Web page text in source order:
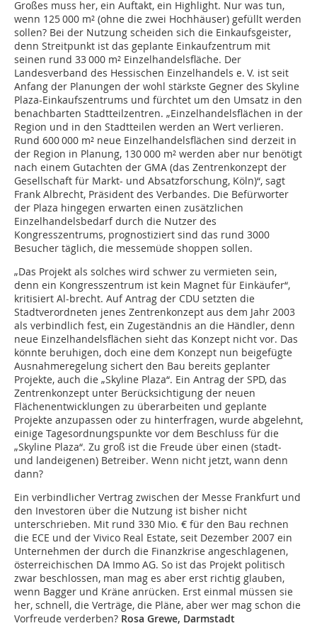
Großes muss her, ein Auftakt, ein Highlight. Nur was tun,
wenn 125 000 m² (ohne die zwei Hochhäuser) gefüllt werden
sollen? Bei der Nutzung scheiden sich die Einkaufsgeister,
denn Streitpunkt ist das geplante Einkaufzentrum mit
seinen rund 33 000 m² Einzelhandelsfläche. Der
Landesverband des Hessischen Einzelhandels e. V. ist seit
Anfang der Planungen der wohl stärkste Gegner des Skyline
Plaza-Einkaufszentrums und fürchtet um den Umsatz in den
benachbarten Stadtteilzentren. „Einzelhandelsflächen in der
Region und in den Stadtteilen werden an Wert verlieren.
Rund 600 000 m² neue Einzelhandelsflächen sind derzeit in
der Region in Planung, 130 000 m² werden aber nur benötigt
nach einem Gutachten der GMA (das Zentrenkonzept der
Gesellschaft für Markt- und Absatzforschung, Köln)“, sagt
Frank Albrecht, Präsident des Verbandes. Die Befürworter
der Plaza hingegen erwarten einen zusätzlichen
Einzelhandelsbedarf durch die Nutzer des
Kongresszentrums, prognostiziert sind das rund 3000
Besucher täglich, die messemüde shoppen sollen.
„Das Projekt als solches wird schwer zu vermieten sein,
denn ein Kongresszentrum ist kein Magnet für Einkäufer“,
kritisiert Al-brecht. Auf Antrag der CDU setzten die
Stadtverordneten jenes Zentrenkonzept aus dem Jahr 2003
als verbindlich fest, ein Zugeständnis an die Händler, denn
neue Einzelhandelsflächen sieht das Konzept nicht vor. Das
könnte beruhigen, doch eine dem Konzept nun beigefügte
Ausnahmeregelung sichert den Bau bereits geplanter
Projekte, auch die „Skyline Plaza“. Ein Antrag der SPD, das
Zentrenkonzept unter Berücksichtigung der neuen
Flächenentwicklungen zu überarbeiten und geplante
Projekte anzupassen oder zu hinterfragen, wurde abgelehnt,
einige Tagesordnungspunkte vor dem Beschluss für die
„Skyline Plaza“. Zu groß ist die Freude über einen (stadt-
und landeigenen) Betreiber. Wenn nicht jetzt, wann denn
dann?
Ein verbindlicher Vertrag zwischen der Messe Frankfurt und
den Investoren über die Nutzung ist bisher nicht
unterschrieben. Mit rund 330 Mio. € für den Bau rechnen
die ECE und der Vivico Real Estate, seit Dezember 2007 ein
Unternehmen der durch die Finanzkrise angeschlagenen,
österreichischen DA Immo AG. So ist das Projekt politisch
zwar beschlossen, man mag es aber erst richtig glauben,
wenn Bagger und Kräne anrücken. Erst einmal müssen sie
her, schnell, die Verträge, die Pläne, aber wer mag schon die
Vorfreude verderben? Rosa Grewe, Darmstadt